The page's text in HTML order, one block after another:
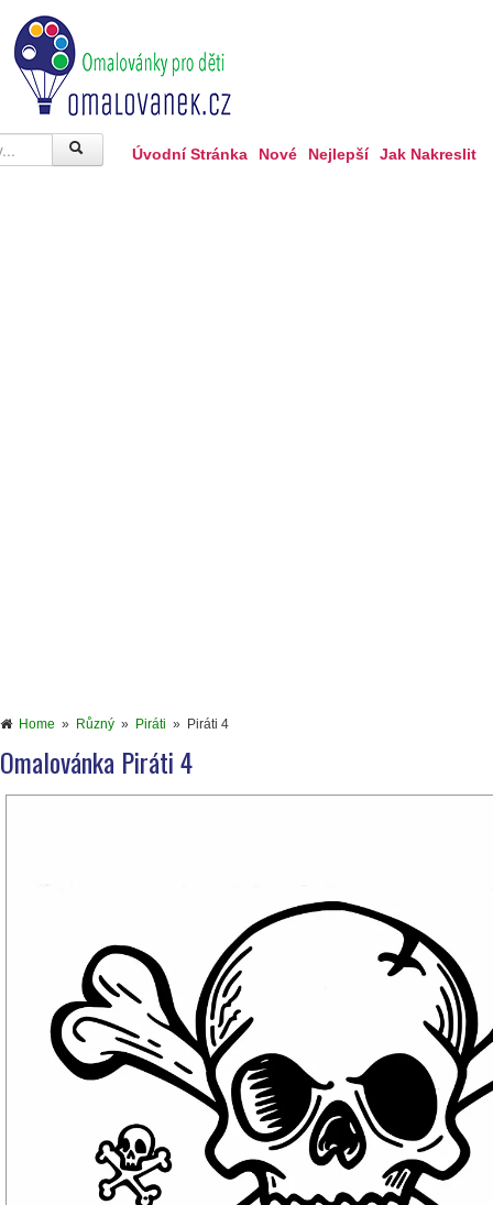
Úvodní Stránka Nové Nejlepší Jak Nakreslit
Home » Různý » Piráti » Piráti 4
Omalovánka Piráti 4